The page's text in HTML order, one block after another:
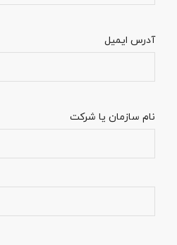
آدرس ایمیل
نام سازمان یا شرکت